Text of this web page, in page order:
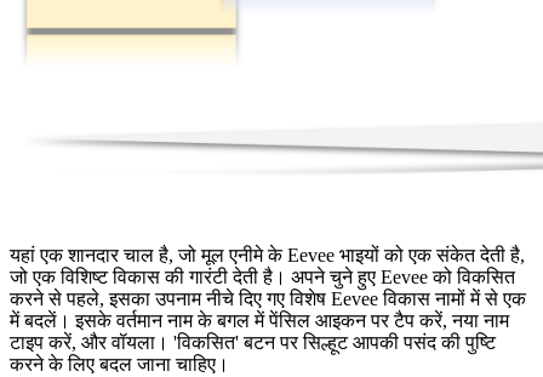
यहां एक शानदार चाल है, जो मूल एनीमे के Eevee भाइयों को एक संकेत देती है,
जो एक विशिष्ट विकास की गारंटी देती है। अपने चुने हुए Eevee को विकसित
करने से पहले, इसका उपनाम नीचे दिए गए विशेष Eevee विकास नामों में से एक
में बदलें। इसके वर्तमान नाम के बगल में पेंसिल आइकन पर टैप करें, नया नाम
टाइप करें, और वॉयला। 'विकसित' बटन पर सिल्हूट आपकी पसंद की पुष्टि
करने के लिए बदल जाना चाहिए।